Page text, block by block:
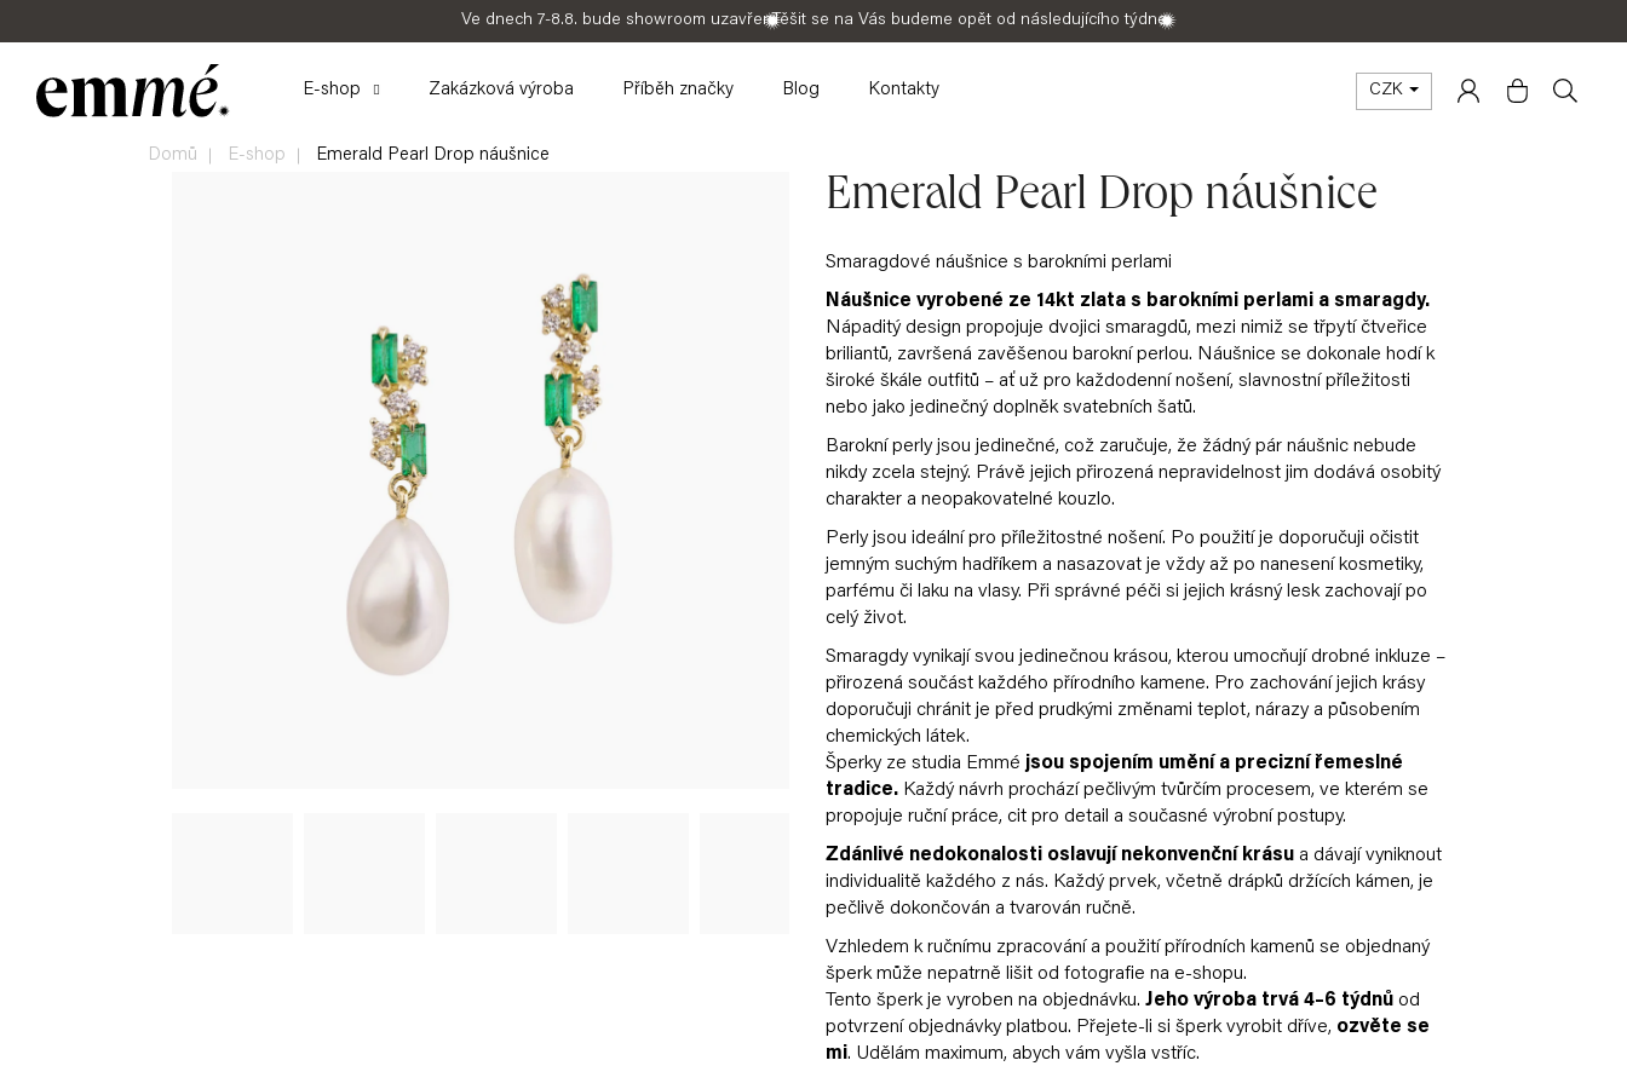
na
Ve dnech 7-8.8. bude showroom uzavřenTěšit se na Vás budeme opět od následujícího týdne
E-shop Zakázková výroba Příběh značky Blog Kontakty CZK
Domů E-shop Emerald Pearl Drop náušnice
Emerald Pearl Drop náušnice
Smaragdové náušnice s barokními perlami
Náušnice vyrobené ze 14kt zlata s barokními perlami a smaragdy.
Nápaditý design propojuje dvojici smaragdů, mezi nimiž se třpytí čtveřice
briliantů, završená zavěšenou barokní perlou. Náušnice se dokonale hodí k
široké škále outfitů – ať už pro každodenní nošení, slavnostní příležitosti
nebo jako jedinečný doplněk svatebních šatů.
Barokní perly jsou jedinečné, což zaručuje, že žádný pár náušnic nebude
nikdy zcela stejný. Právě jejich přirozená nepravidelnost jim dodává osobitý
charakter a neopakovatelné kouzlo.
Perly jsou ideální pro příležitostné nošení. Po použití je doporučuji očistit
jemným suchým hadříkem a nasazovat je vždy až po nanesení kosmetiky,
parfému či laku na vlasy. Při správné péči si jejich krásný lesk zachovají po
celý život.
Smaragdy vynikají svou jedinečnou krásou, kterou umocňují drobné inkluze –
přirozená součást každého přírodního kamene. Pro zachování jejich krásy
doporučuji chránit je před prudkými změnami teplot, nárazy a působením
chemických látek.
Šperky ze studia Emmé jsou spojením umění a precizní řemeslné
tradice. Každý návrh prochází pečlivým tvůrčím procesem, ve kterém se
propojuje ruční práce, cit pro detail a současné výrobní postupy.
Zdánlivé nedokonalosti oslavují nekonvenční krásu a dávají vyniknout
individualitě každého z nás. Každý prvek, včetně drápků držících kámen, je
pečlivě dokončován a tvarován ručně.
Vzhledem k ručnímu zpracování a použití přírodních kamenů se objednaný
šperk může nepatrně lišit od fotografie na e-shopu.
Tento šperk je vyroben na objednávku. Jeho výroba trvá 4–6 týdnů od
potvrzení objednávky platbou. Přejete-li si šperk vyrobit dříve, ozvěte se
mi. Udělám maximum, abych vám vyšla vstříc.
do